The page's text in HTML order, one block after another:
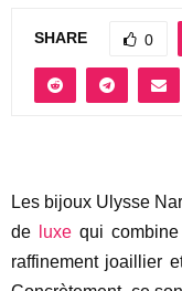
SHARE 0
Les bijoux Ulysse
de
luxe qui
raffinement joaillier